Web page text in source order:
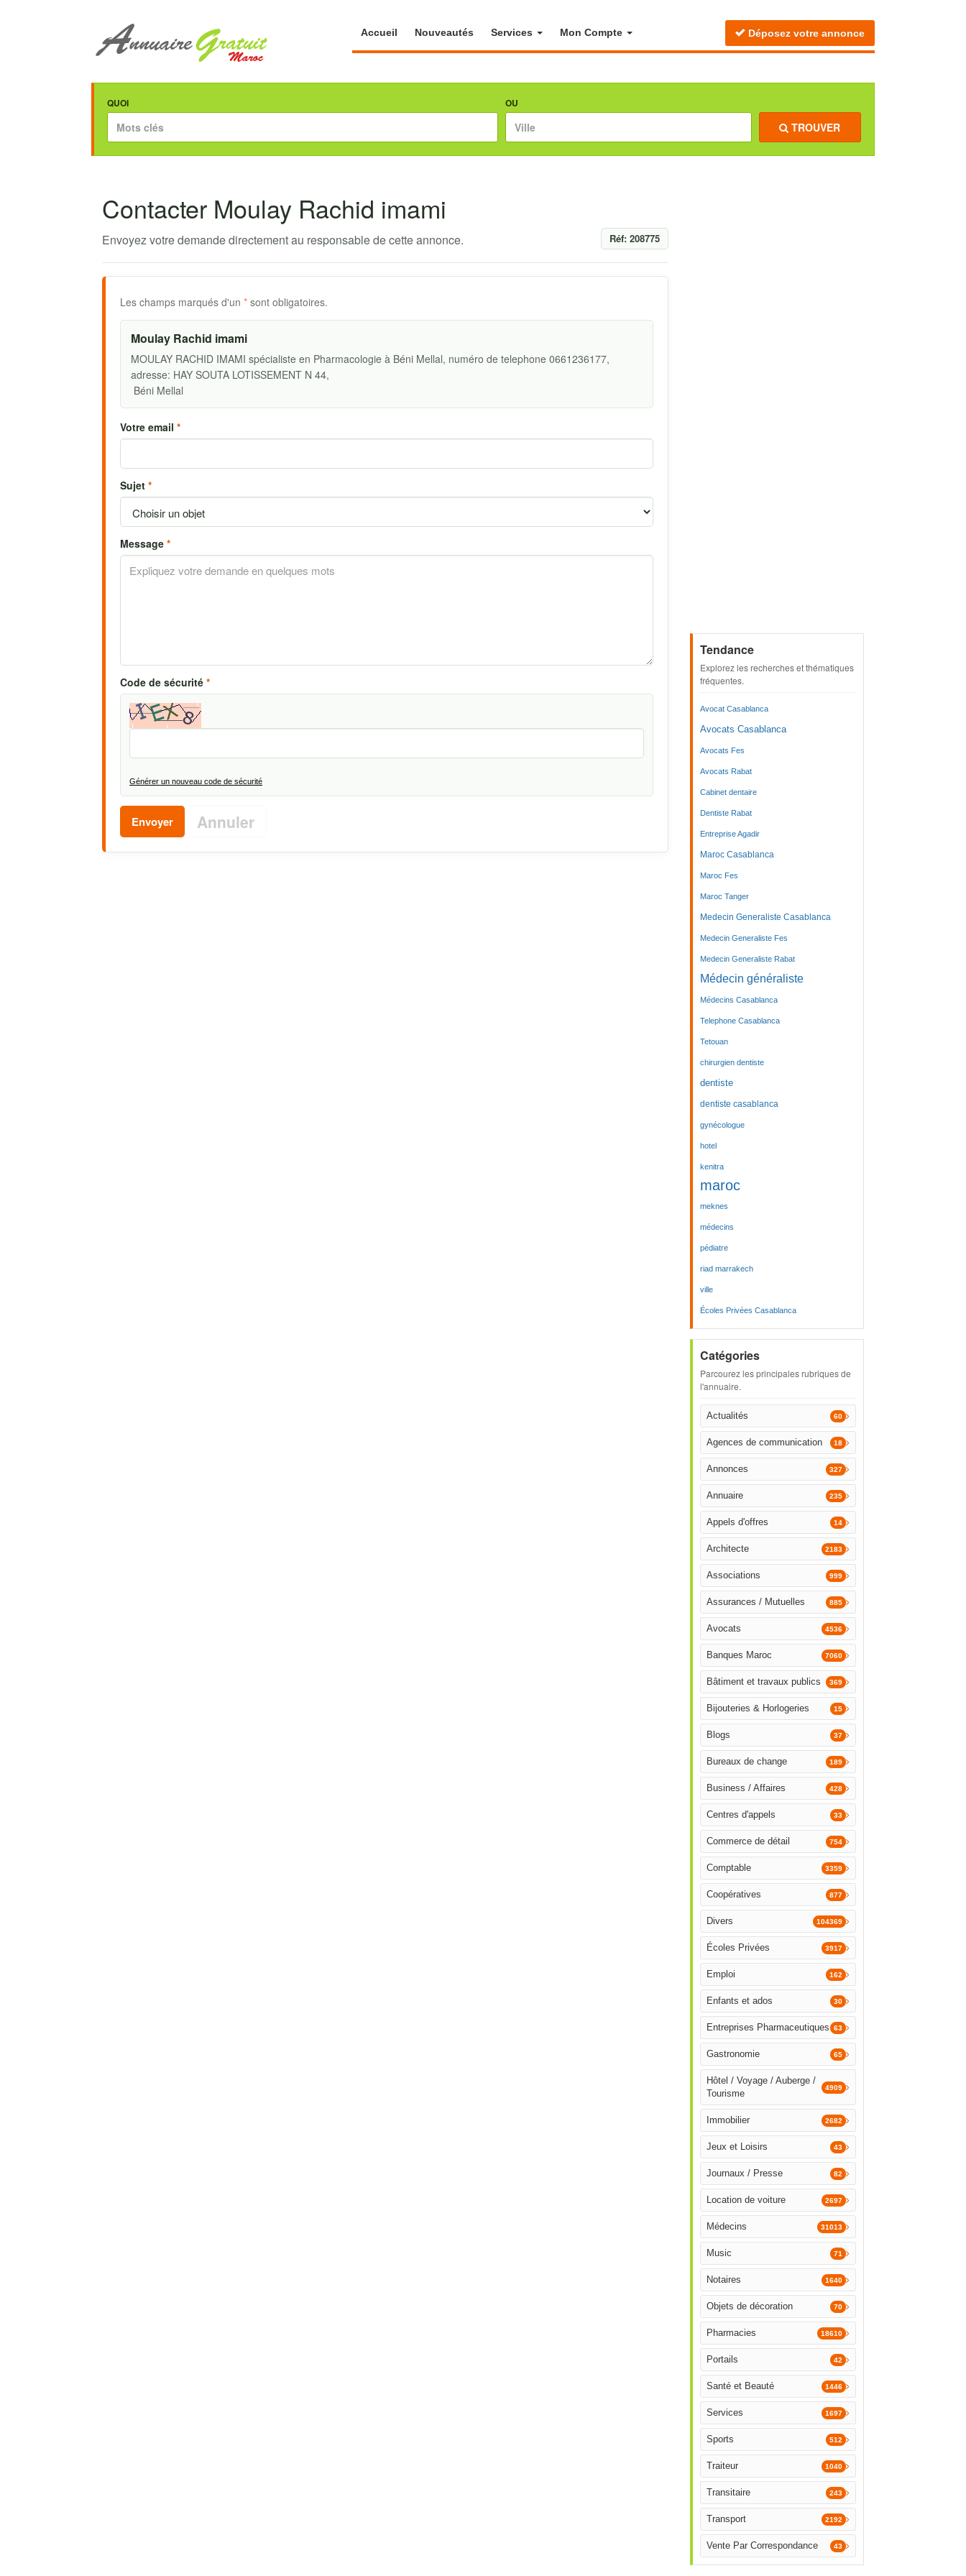
Accueil Nouveautés Services Mon Compte Déposez votre annonce
QUOI OU
TROUVER
Contacter Moulay Rachid imami
Envoyez votre demande directement au responsable de cette annonce. Réf: 208775
Les champs marqués d'un * sont obligatoires.
Moulay Rachid imami
MOULAY RACHID IMAMI spécialiste en Pharmacologie à Béni Mellal, numéro de telephone 0661236177,
adresse: HAY SOUTA LOTISSEMENT N 44,
Béni Mellal
Votre email *
Sujet *
Message *
Code de sécurité *
Générer un nouveau code de sécurité
Tendance
Explorez les recherches et thématiques
fréquentes.
Avocat Casablanca
Avocats Casablanca
Avocats Fes
Avocats Rabat
Cabinet dentaire
Dentiste Rabat
Entreprise Agadir
Maroc Casablanca
Maroc Fes
Maroc Tanger
Medecin Generaliste Casablanca
Medecin Generaliste Fes
Medecin Generaliste Rabat
Médecin généraliste
Médecins Casablanca
Telephone Casablanca
Tetouan
chirurgien dentiste
dentiste
dentiste casablanca
gynécologue
hotel
kenitra
maroc
meknes
médecins
pédiatre
riad marrakech
ville
Écoles Privées Casablanca
Catégories
Parcourez les principales rubriques de
l'annuaire.
Actualités 60
Agences de communication 18
Annonces 327
Annuaire 235
Appels d'offres 14
Architecte 2183
Associations 999
Assurances / Mutuelles 885
Avocats 4536
Banques Maroc 7060
Bâtiment et travaux publics 369
Bijouteries & Horlogeries 15
Blogs 37
Bureaux de change 189
Business / Affaires 428
Centres d'appels 33
Commerce de détail 754
Comptable 3359
Coopératives 877
Divers 104369
Écoles Privées 3917
Emploi 162
Enfants et ados 30
Entreprises Pharmaceutiques 63
Gastronomie 65
Hôtel / Voyage / Auberge /
Tourisme
4909
Immobilier 2682
Jeux et Loisirs 43
Journaux / Presse 82
Location de voiture 2697
Médecins 31013
Music 71
Notaires 1640
Objets de décoration 70
Pharmacies 18610
Portails 42
Santé et Beauté 1446
Services 1697
Sports 512
Traiteur 1040
Transitaire 243
Transport 2192
Vente Par Correspondance 43